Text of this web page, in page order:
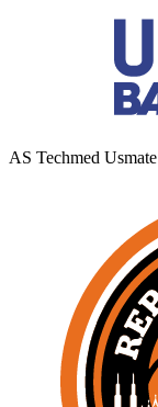
AS Techmed Usmate